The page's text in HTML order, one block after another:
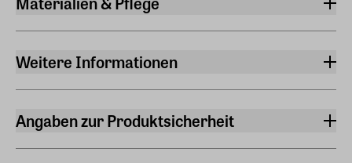
Höhe
71 cm
Material Rahmen
Holz
Weitere Informationen
Echtheitszertifikat
Ja
Angaben zur Produktsicherheit